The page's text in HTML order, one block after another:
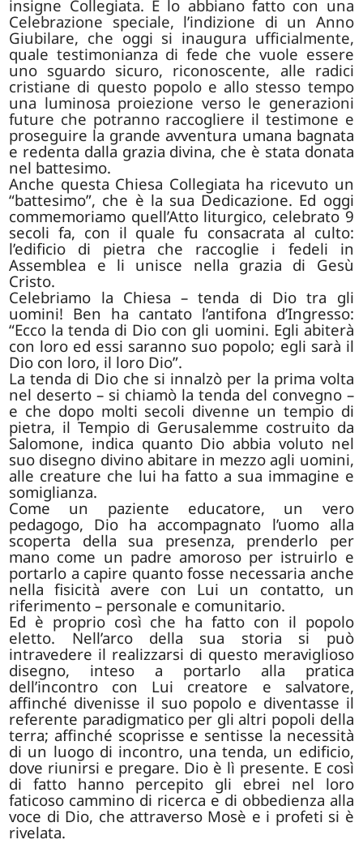
insigne Collegiata. E lo abbiano fatto con una
Celebrazione speciale, l’indizione di un Anno
Giubilare, che oggi si inaugura ufficialmente,
quale testimonianza di fede che vuole essere
uno sguardo sicuro, riconoscente, alle radici
cristiane di questo popolo e allo stesso tempo
una luminosa proiezione verso le generazioni
future che potranno raccogliere il testimone e
proseguire la grandeavventura umana bagnata
e redenta dalla grazia divina, che è stata donata
nel battesimo.
Anche questa Chiesa Collegiata ha ricevuto un
“battesimo”, che è la sua Dedicazione. Ed oggi
commemoriamo quell’Atto liturgico, celebrato 9
secoli fa, con il quale fu consacrata al culto:
l’edificio di pietra che raccoglie i fedeli in
Assemblea e li unisce nella grazia di Gesù
Cristo.
Celebriamo la Chiesa – tenda di Dio tra gli
uomini! Ben ha cantato l’antifona d’Ingresso:
“Ecco la tenda di Dio con gli uomini. Egli abiterà
con loro ed essi saranno suo popolo; egli sarà il
Dio con loro, il loro Dio”.
La tenda di Dio che si innalzò per la prima volta
nel deserto – si chiamò la tenda del convegno –
e che dopo molti secoli divenne un tempio di
pietra, il Tempio di Gerusalemme costruito da
Salomone, indica quanto Dio abbia voluto nel
suo disegno divino abitare in mezzo agli uomini,
alle creature che lui ha fatto a sua immagine e
somiglianza.
Come un paziente educatore, un vero
pedagogo, Dio ha accompagnato l’uomo alla
scoperta della sua presenza, prenderlo per
mano come un padre amoroso per istruirlo e
portarlo a capire quanto fosse necessaria anche
nella fisicità avere con Lui un contatto, un
riferimento – personale e comunitario.
Ed è proprio così che ha fatto con il popolo
eletto. Nell’arco della sua storia si può
intravedere il realizzarsi di questo meraviglioso
disegno, inteso a portarlo alla pratica
dell’incontro con Lui creatore e salvatore,
affinché divenisse il suo popolo e diventasse il
referente paradigmatico per gli altri popoli della
terra; affinché scoprisse e sentisse la necessità
di un luogo di incontro, una tenda, un edificio,
dove riunirsi e pregare. Dio è lì presente. E così
di fatto hanno percepito gli ebrei nel loro
faticoso cammino di ricerca e di obbedienza alla
voce di Dio, che attraverso Mosè e i profeti si è
rivelata.